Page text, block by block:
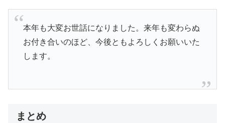
本年も大変お世話になりました。来年も変わらぬ
お付き合いのほど、今後ともよろしくお願いいた
します。
まとめ